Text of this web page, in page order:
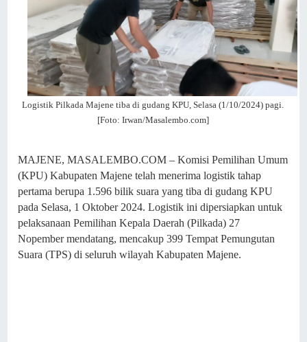
Logistik Pilkada Majene tiba di gudang KPU, Selasa (1/10/2024) pagi.
[Foto: Irwan/Masalembo.com]
MAJENE, MASALEMBO.COM – Komisi Pemilihan Umum
(KPU) Kabupaten Majene telah menerima logistik tahap
pertama berupa 1.596 bilik suara yang tiba di gudang KPU
pada Selasa, 1 Oktober 2024. Logistik ini dipersiapkan untuk
pelaksanaan Pemilihan Kepala Daerah (Pilkada) 27
Nopember mendatang, mencakup 399 Tempat Pemungutan
Suara (TPS) di seluruh wilayah Kabupaten Majene.